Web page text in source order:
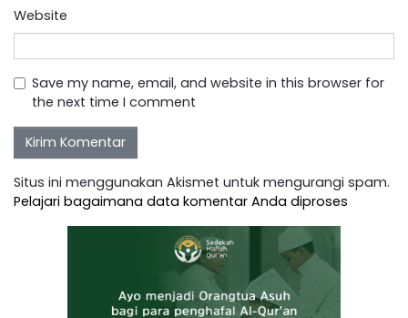
Website
Save my name, email, and website in this browser for
the next time I comment
Situs ini menggunakan Akismet untuk mengurangi spam.
Pelajari bagaimana data komentar Anda diproses